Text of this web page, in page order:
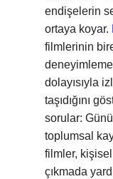
endişelerin
ortaya koyar.
filmlerinin
dolayısıyla
taşıdığını
sorular:
toplumsal
filmler,
çıkmada